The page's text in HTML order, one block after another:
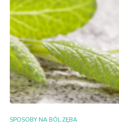
SPOSOBY NA BÓL ZĘBA